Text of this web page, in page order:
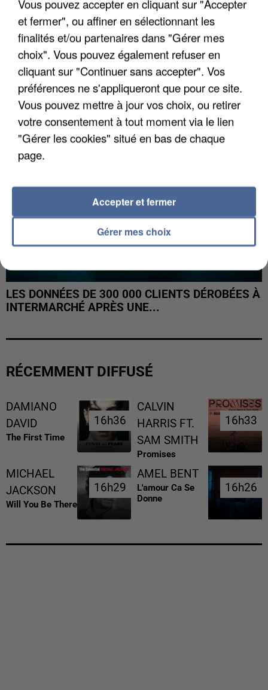
UNE TOURISTE DE L’OISE EMPORTÉE PAR UNE
COULÉE DE BOUE EN HAUTE-SAVOIE
LES DONNÉES DE 300 000 CLIENTS DÉROBÉES À
INTERMARCHÉ APRÈS UNE...
RÉCEMMENT DIFFUSÉ
DAMIANO
DAVID
The First Time
16h36
16h36
CALVIN
HARRIS FT.
SAM SMITH
Promises
16h33
16h33
MICHAEL
JACKSON
Will You Be There
16h29
16h29
AMEL BENT
L'amour Ca Se
Donne
16h26
16h26
Vous pouvez accepter en cliquant sur "Accepter
et fermer", ou affiner en sélectionnant les
finalités et/ou partenaires dans "Gérer mes
choix". Vous pouvez également refuser en
cliquant sur "Continuer sans accepter". Vos
préférences ne s'appliqueront que pour ce site.
Vous pouvez mettre à jour vos choix, ou retirer
votre consentement à tout moment via le lien
"Gérer les cookies" situé en bas de chaque
page.
Gérer mes choix
Accepter et fermer